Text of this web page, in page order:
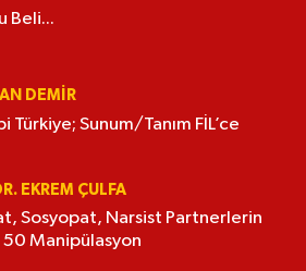
Beli...
DEMİR
Türkiye; Sunum/Tanım FİL’ce
EKREM ÇULFA
Sosyopat, Narsist Partnerlerin
50 Manipülasyon